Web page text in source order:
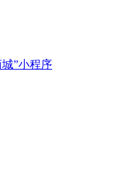
”小程序